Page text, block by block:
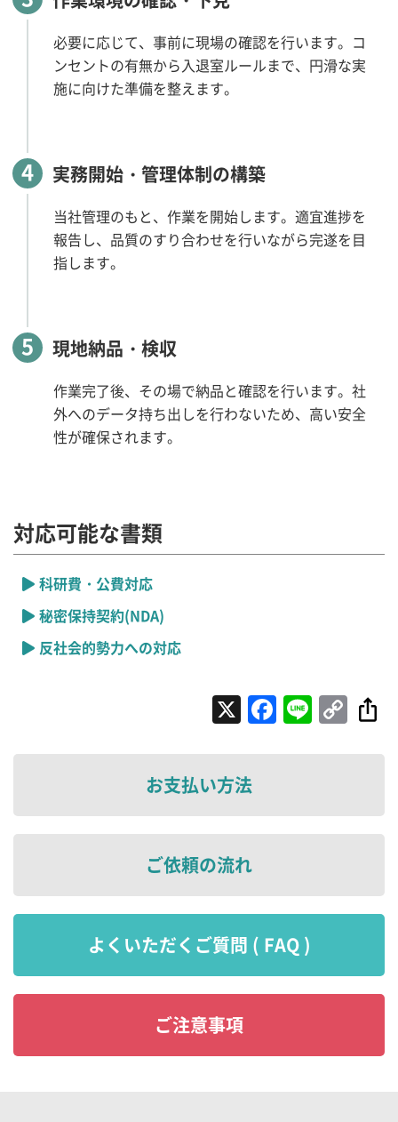
必要に応じて、事前に現場の確認を行います。コ
ンセントの有無から入退室ルールまで、円滑な実
施に向けた準備を整えます。
4 実務開始・管理体制の構築
当社管理のもと、作業を開始します。適宜進捗を
報告し、品質のすり合わせを行いながら完遂を目
指します。
5 現地納品・検収
作業完了後、その場で納品と確認を行います。社
外へのデータ持ち出しを行わないため、高い安全
性が確保されます。
対応可能な書類
科研費・公費対応
秘密保持契約(NDA)
反社会的勢力への対応
X Line
お支払い方法
ご依頼の流れ
よくいただくご質問 ( FAQ )
ご注意事項